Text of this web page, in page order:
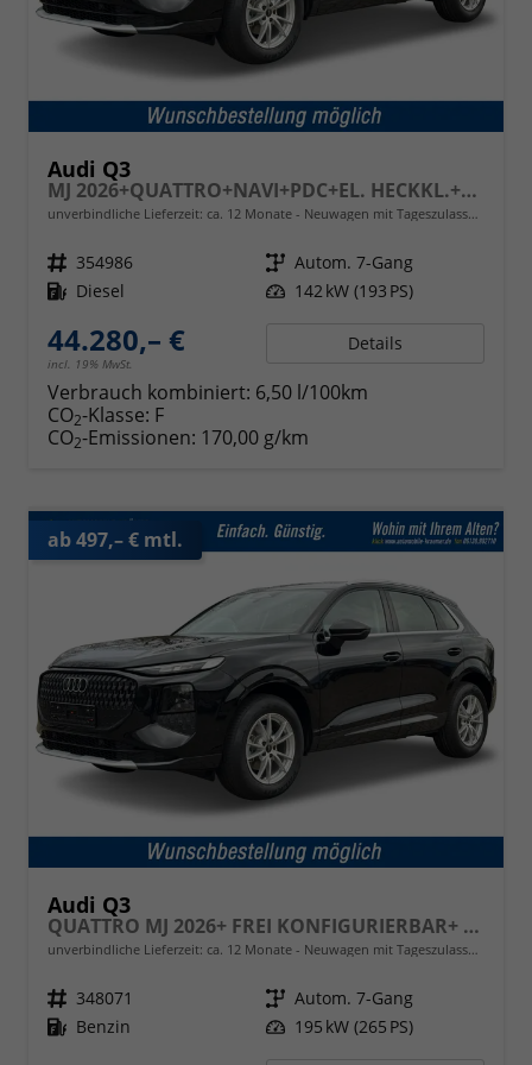
Audi Q3
MJ 2026+QUATTRO+NAVI+PDC+EL. HECKKL.+LED+17 LM
unverbindliche Lieferzeit: ca. 12 Monate Neuwagen mit Tageszulassung
Fahrzeugnr. 354986 Getriebe Autom. 7-Gang
Kraftstoff Diesel Leistung 142 kW (193 PS)
44.280,– €
incl. 19% MwSt.
Details
Verbrauch kombiniert: 6,50 l/100km
CO2-Klasse: F
CO2-Emissionen: 170,00 g/km
ab 497,– € mtl.
Audi Q3
QUATTRO MJ 2026+ FREI KONFIGURIERBAR+ QUATTRO+NAVI+PDC+EL. HECKKL.
unverbindliche Lieferzeit: ca. 12 Monate Neuwagen mit Tageszulassung
Fahrzeugnr. 348071 Getriebe Autom. 7-Gang
Kraftstoff Benzin Leistung 195 kW (265 PS)